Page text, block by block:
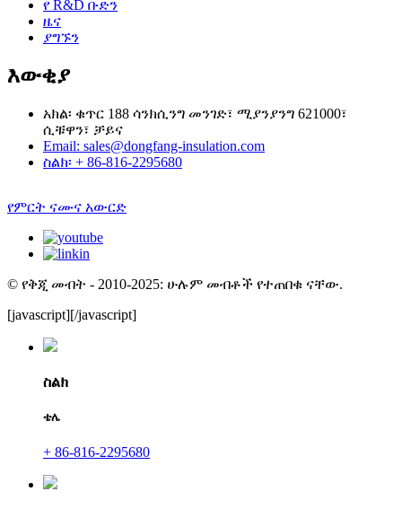
የ R&D ቡድን
ዜና
ያግኙን
እውቂያ
አክል፡ ቁጥር 188 ሳንክሲንግ መንገድ፣ ሚያንያንግ 621000፣
ሲቹዋን፣ ቻይና
Email: sales@dongfang-insulation.com
ስልክ፡ + 86-816-2295680
የምርት ናሙና አውርድ
© የቅጂ መብት - 2010-2025: ሁሉም መብቶች የተጠበቁ ናቸው.
[javascript][/javascript]
ስልክ
ቴሌ
+ 86-816-2295680